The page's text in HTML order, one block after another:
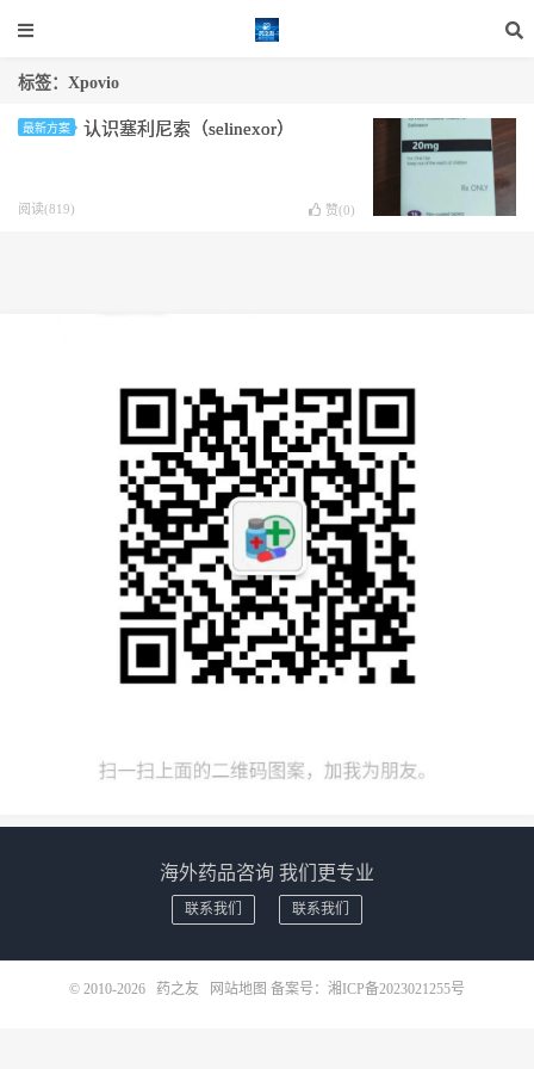
标签：Xpovio
最新方案 认识塞利尼索（selinexor）
阅读(819) 赞(0)
海外药品咨询 我们更专业
联系我们 联系我们
© 2010-2026 药之友 网站地图 备案号： 湘ICP备2023021255号